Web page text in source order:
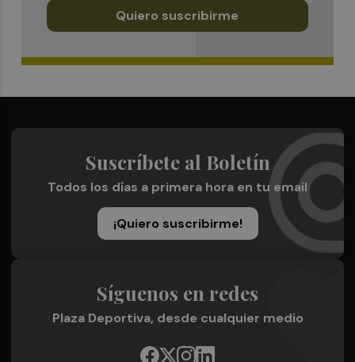
Quiero suscribirme
Suscríbete al Boletín
Todos los días a primera hora en tu email
¡Quiero suscribirme!
Síguenos en redes
Plaza Deportiva, desde cualquier medio